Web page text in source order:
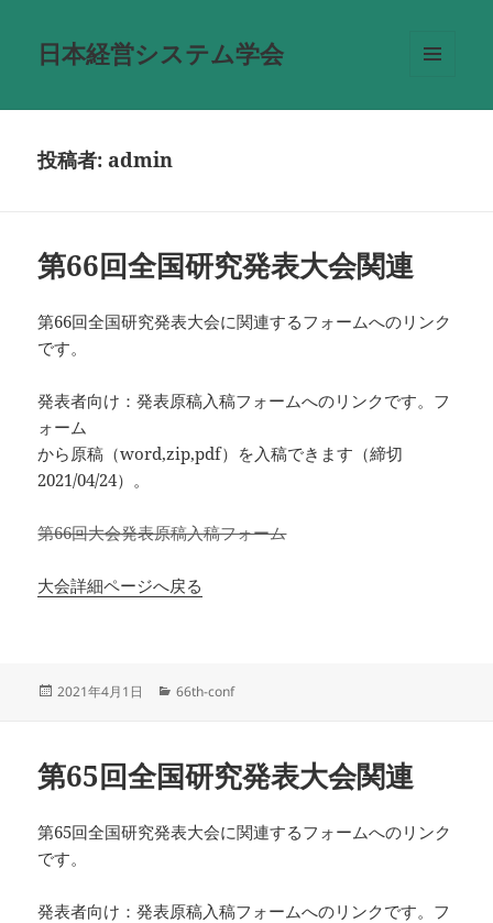
日本経営システム学会
ーとウ
投稿者: admin
第66回全国研究発表大会関連
第66回全国研究発表大会に関連するフォームへのリンク
です。
発表者向け：発表原稿入稿フォームへのリンクです。フ
ォーム
から原稿（word,zip,pdf）を入稿できます（締切
2021/04/24）。
第66回大会発表原稿入稿フォーム
大会詳細ページへ戻る
投
2021年4月1日
カ
ー
66th-conf
第65回全国研究発表大会関連
第65回全国研究発表大会に関連するフォームへのリンク
です。
発表者向け：発表原稿入稿フォームへのリンクです。フ